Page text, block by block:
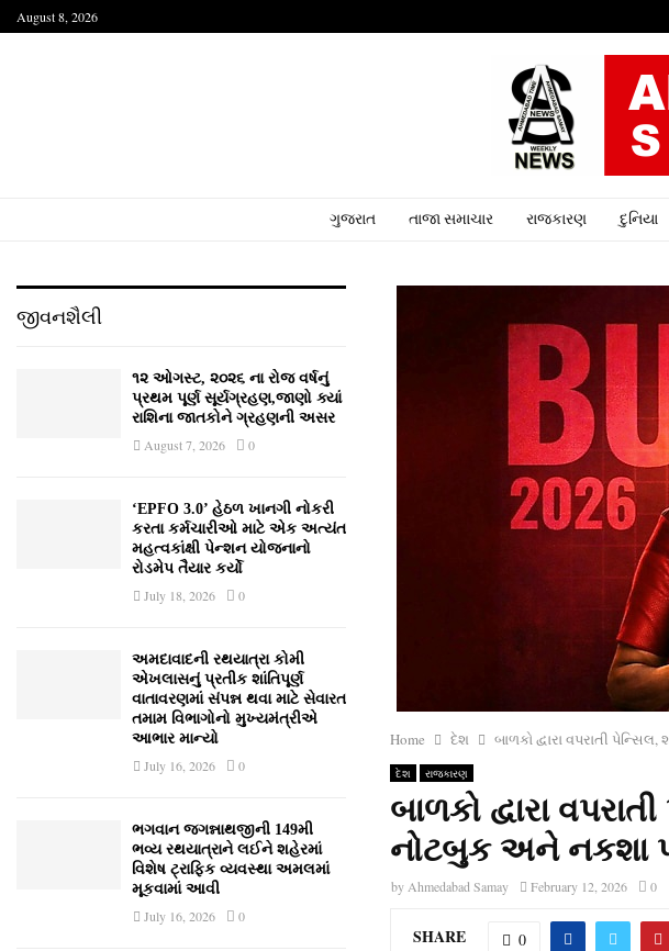
August 8, 2026
ગુજરાત તાજા સમાચાર રાજકારણ દુનિયા
Home દેશ બાળકો દ્વારા વપરાતી
દેશ રાજકારણ
બાળકો દ્વારા
નોટબુક અને નકશા
by Ahmedabad Samay February 12, 2026 0
SHARE 0
જીવનશૈલી
૧૨ ઓગસ્ટ, ૨૦૨૬ ના રોજ વર્ષનું
પ્રથમ પૂર્ણ સૂર્યગ્રહણ,જાણો ક્યાં
રાશિના જાતકોને ગ્રહણની અસર
August 7, 2026 0
‘EPFO 3.0’ હેઠળ ખાનગી નોકરી
કરતા કર્મચારીઓ માટે એક અત્યંત
મહત્વકાંક્ષી પેન્શન યોજનાનો
રોડમેપ તૈયાર કર્યો
July 18, 2026 0
અમદાવાદની રથયાત્રા કોમી
એખલાસનું પ્રતીક શાંતિપૂર્ણ
વાતાવરણમાં સંપન્ન થવા માટે સેવારત
તમામ વિભાગોનો મુખ્યમંત્રીએ
આભાર માન્યો
July 16, 2026 0
ભગવાન જગન્નાથજીની 149મી
ભવ્ય રથયાત્રાને લઈને શહેરમાં
વિશેષ ટ્રાફિક વ્યવસ્થા અમલમાં
મૂકવામાં આવી
July 16, 2026 0